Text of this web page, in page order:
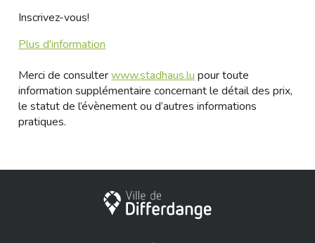
Inscrivez-vous!
Plus d'information
Merci de consulterwww.stadhaus.lupour toute
information supplémentaire concernant le détail des prix,
le statut de l’évènement ou d’autres informations
pratiques.
Stadt Differdingen